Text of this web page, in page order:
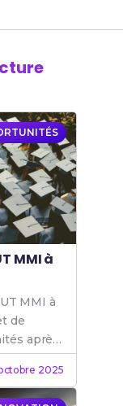
MMI à
MMI à
de
après
2025